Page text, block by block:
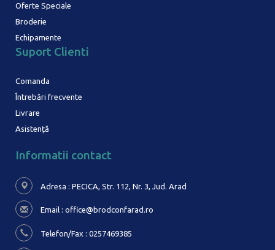
Oferte Speciale
Broderie
Echipamente
Suport Clienti
Comanda
Întrebări frecvente
Livrare
Asistență
Informatii contact
Adresa : PECICA, Str. 112, Nr. 3, Jud. Arad
Email : office@brodconfarad.ro
Telefon/Fax : 0257469385